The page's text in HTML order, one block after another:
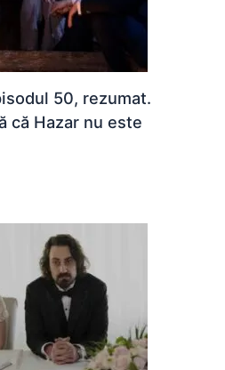
50, rezumat.
că Hazar nu este